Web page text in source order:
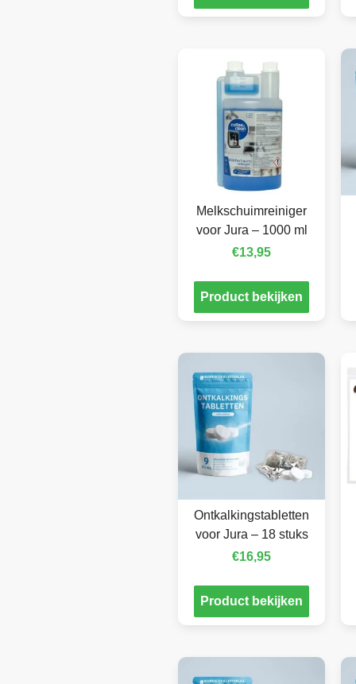
Melkschuimreiniger
voor Jura – 1000 ml
€13,95
Product bekijken
Ontkalkingstabletten
voor Jura – 18 stuks
€16,95
Product bekijken